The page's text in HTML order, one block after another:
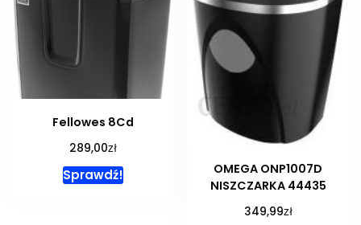
Fellowes 8Cd
289,00zł
Sprawdź!
OMEGA ONP1007D
NISZCZARKA 44435
349,99zł